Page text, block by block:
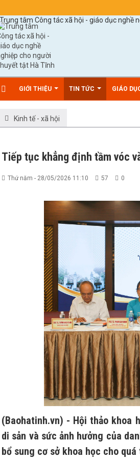
GIỚI THIỆU TIN TỨC GIÁO
Kinh tế - xã hội
Tiếp tục khẳng định tầm vóc
Thứ năm - 28/05/2026 11:10 57 0
(Baohatinh.vn) - Hội thảo khoa
di sản và sức ảnh hưởng của
bổ sung cơ sở khoa học cho